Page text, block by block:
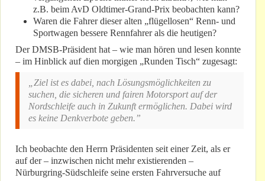
z.B. beim AvD Oldtimer-Grand-Prix beobachten kann?
Waren die Fahrer dieser alten „flügellosen“ Renn- und
Sportwagen bessere Rennfahrer als die heutigen?
Der DMSB-Präsident hat – wie man hören und lesen konnte
– im Hinblick auf dien morgigen „Runden Tisch“ zugesagt:
„Ziel ist es dabei, nach Lösungsmöglichkeiten zu
suchen, die sicheren und fairen Motorsport auf der
Nordschleife auch in Zukunft ermöglichen. Dabei wird
es keine Denkverbote geben.”
Ich beobachte den Herrn Präsidenten seit einer Zeit, als er
auf der – inzwischen nicht mehr existierenden –
Nürburgring-Südschleife seine ersten Fahrversuche auf